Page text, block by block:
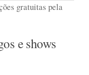
gratuitas pela
e shows